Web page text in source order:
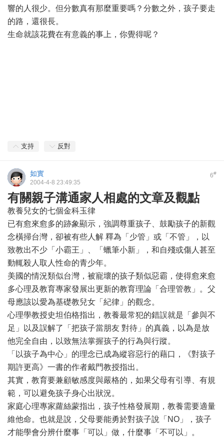
響的人很少。但分數真有那麼重要嗎？分數之外，孩子要走
的路，還很長。
生命就該花費在有意義的事上，你覺得呢？
支持 反對
6#
如實
2004-4-8 23:49:35
有關親子溝通家人相處的文章及觀點
教養兒女的七個金科玉律
已有愈來愈多的跡象顯示，強調尊重孩子、鼓勵孩子的新觀
念橫掃台灣，卻被有些人解 釋為「少管」或「不管」，以
致教出不少「小霸王」、「蠟筆小新」，和自殘或傷人甚至
動輒殺人取人性命的青少年。
美國的情況類似台灣，被寵壞的孩子類似惡霸，使得愈來愈
多心理及教育專家發展出更新的教育理論「合理管教」。父
母應該以愛為基礎教兒女「紀律」的觀念。
心理學教授史坦伯格指出，教養最常犯的錯誤就是「參與不
足」以及誤解了「把孩子當朋友 對待」的真義，以為是放
他完全自由，以致無法掌握孩子的行為與行蹤。
「以孩子為中心」的理念已成為縱容惡行的藉口，《對孩子
期許更高》一書的作者戴門教授指出。
其實，教育要兼顧敏感度與嚴格的，如果父母有引導、有規
範，可以避免孩子身心出狀況。
家庭心理專家蘿絲蒙指出，孩子性格發展期，教養需要適量
維他命。也就是說，父母要能勇於對孩子說「NO」，孩子
才能學會分辨什麼事「可以」做，什麼事「不可以」。